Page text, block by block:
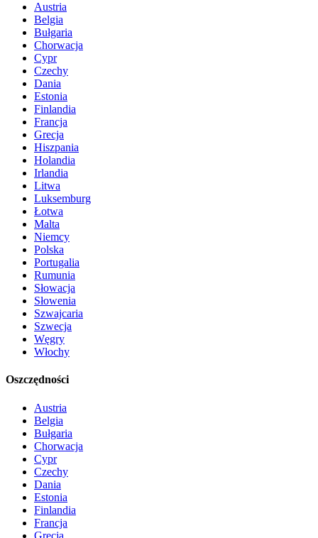
Austria
Belgia
Bułgaria
Chorwacja
Cypr
Czechy
Dania
Estonia
Finlandia
Francja
Grecja
Hiszpania
Holandia
Irlandia
Litwa
Luksemburg
Łotwa
Malta
Niemcy
Polska
Portugalia
Rumunia
Słowacja
Słowenia
Szwajcaria
Szwecja
Węgry
Włochy
Oszczędności
Austria
Belgia
Bułgaria
Chorwacja
Cypr
Czechy
Dania
Estonia
Finlandia
Francja
Grecja